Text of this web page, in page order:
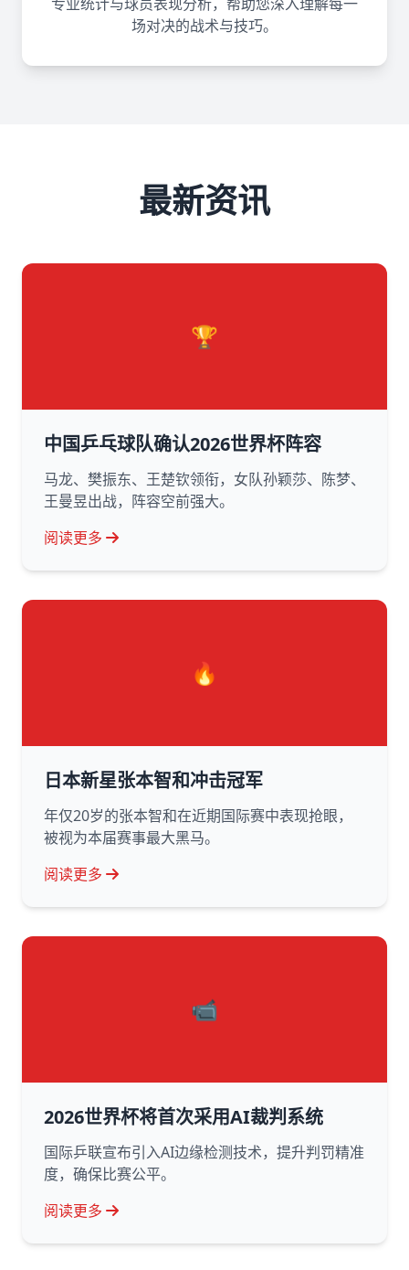
场对决的战术与技巧。
最新资讯
🏆
中国乒乓球队确认2026世界杯阵容
马龙、樊振东、王楚钦领衔，女队孙颖莎、陈梦、
王曼昱出战，阵容空前强大。
阅读更多
🔥
日本新星张本智和冲击冠军
年仅20岁的张本智和在近期国际赛中表现抢眼，
被视为本届赛事最大黑马。
阅读更多
📹
2026世界杯将首次采用AI裁判系统
国际乒联宣布引入AI边缘检测技术，提升判罚精准
度，确保比赛公平。
阅读更多